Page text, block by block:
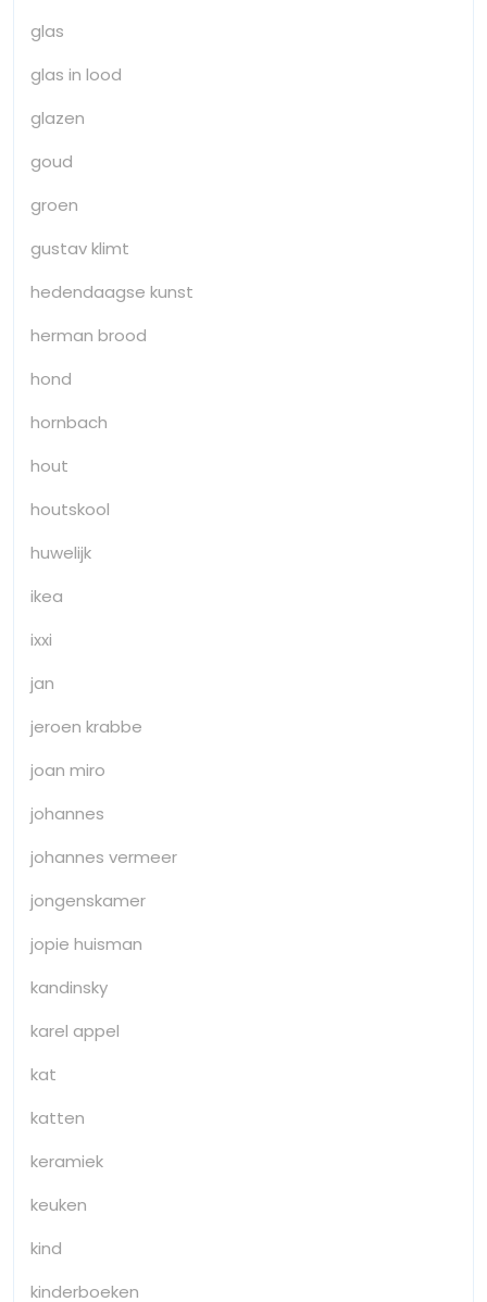
glas
glas in lood
glazen
goud
groen
gustav klimt
hedendaagse kunst
herman brood
hond
hornbach
hout
houtskool
huwelijk
ikea
ixxi
jan
jeroen krabbe
joan miro
johannes
johannes vermeer
jongenskamer
jopie huisman
kandinsky
karel appel
kat
katten
keramiek
keuken
kind
kinderboeken